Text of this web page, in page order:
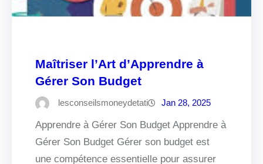
Maîtriser l’Art d’Apprendre à
Gérer Son Budget
lesconseilsmoneydetati Jan 28, 2025
Apprendre à Gérer Son Budget Apprendre à
Gérer Son Budget Gérer son budget est
une compétence essentielle pour assurer